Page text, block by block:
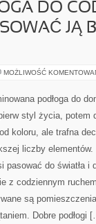
DO
JĄ
MOŻLIWOŚĆ
podłoga do
styl życia, potem
koloru, ale trafna
liczby
pasować do światła i
z codziennym
są
Dobre podłogi